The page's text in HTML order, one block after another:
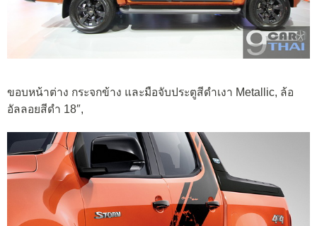
ขอบหน้าต่าง กระจกข้าง และมือจับประตูสีดำเงา Metallic, ล้อ
อัลลอยสีดำ 18″,